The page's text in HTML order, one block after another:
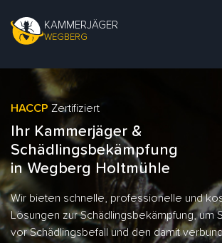
KAMMERJÄGER
WEGBERG
HACCP Zertifiziert
Ihr Kammerjäger &
Schädlingsbekämpfung
in Wegberg Holtmühle
Wir bieten schnelle, professionelle und
Lösungen zur Schädlingsbekämpfung, um
vor Schädlingsbefall und den damit